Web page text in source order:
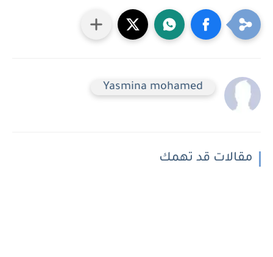
Yasmina mohamed
مقالات قد تهمك